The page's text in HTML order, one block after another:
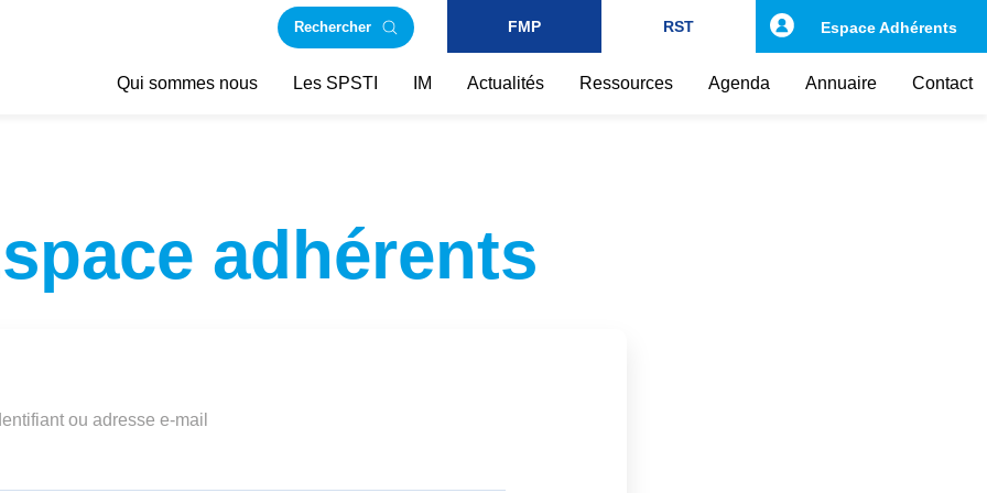
Rechercher FMP RST
Qui sommes nous Les SPSTI IM Actualités Ressources Agenda Annuaire Contact
Espace Adhérents
adhérents
ou adresse e-mail